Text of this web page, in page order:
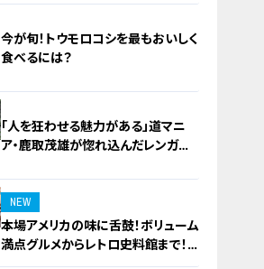
今が旬！トウモロコシを最もおいしく
食べるには？
「人を狂わせる魅力がある」道マニ
ア・鹿取茂雄が惚れ込んだレンガの
NEW
本場アメリカの味に舌鼓！ボリューム
満点グルメからレトロ史料館まで！
愛知・東海市の感動スポット3選